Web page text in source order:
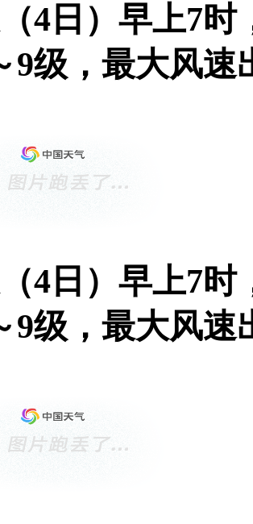
4日）早上7
9级，最大风速
4日）早上7
9级，最大风速